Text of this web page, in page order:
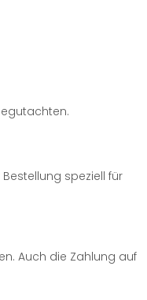
speziell für
Auch die Zahlung auf